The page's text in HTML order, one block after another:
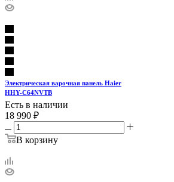
Электрическая варочная панель Haier
HHY-C64NVTB
Есть в наличии
18 990 ₽
В корзину